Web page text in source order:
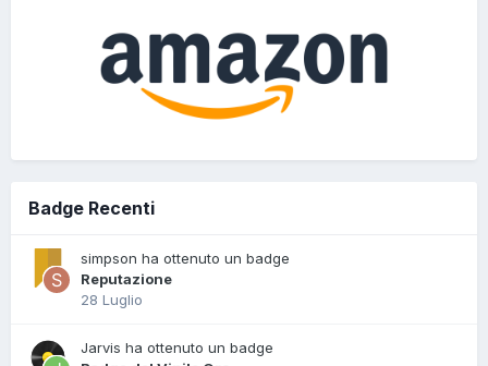
Badge Recenti
simpson ha ottenuto un badge
Reputazione
28 Luglio
Jarvis ha ottenuto un badge